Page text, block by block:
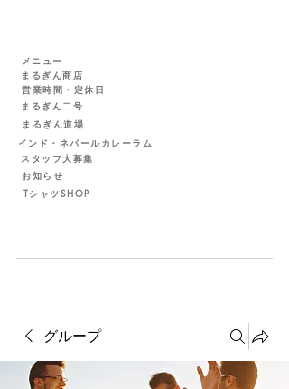
メニュー
まるぎん商店
営業時間・定休日
まるぎん二号
まるぎん道場
インド・ネパールカレーラム
スタッフ大募集
お知らせ
TシャツSHOP
グループ